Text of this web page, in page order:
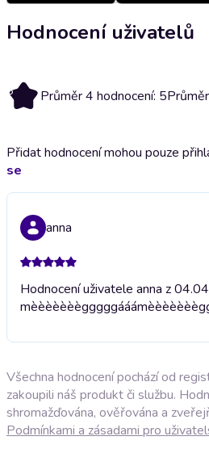
Hodnocení uživatelů
5 Průměr 4 hodnocení: 5
Přidat hodnocení mohou pouze
se
anna
Hodnocení uživatele anna z
mèèèèèèègggggááá
Všechna hodnocení pochází od
zakoupili náš produkt či službu.
shromažďována, ověřována a
Podmínkami a zásadami pro